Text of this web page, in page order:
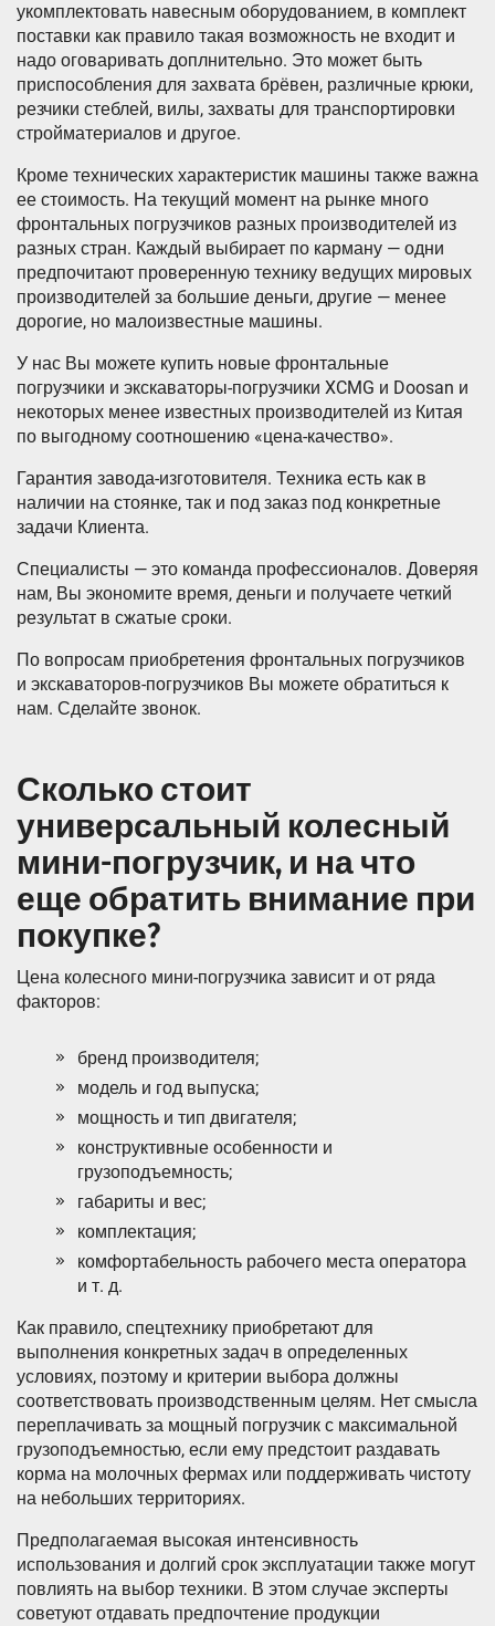
укомплектовать навесным оборудованием, в комплект
поставки как правило такая возможность не входит и
надо оговаривать доплнительно. Это может быть
приспособления для захвата брёвен, различные крюки,
резчики стеблей, вилы, захваты для транспортировки
стройматериалов и другое.
Кроме технических характеристик машины также важна
ее стоимость. На текущий момент на рынке много
фронтальных погрузчиков разных производителей из
разных стран. Каждый выбирает по карману — одни
предпочитают проверенную технику ведущих мировых
производителей за большие деньги, другие — менее
дорогие, но малоизвестные машины.
У нас Вы можете купить новые фронтальные
погрузчики и экскаваторы-погрузчики XCMG и Doosan и
некоторых менее известных производителей из Китая
по выгодному соотношению «цена-качество».
Гарантия завода-изготовителя. Техника есть как в
наличии на стоянке, так и под заказ под конкретные
задачи Клиента.
Специалисты — это команда профессионалов. Доверяя
нам, Вы экономите время, деньги и получаете четкий
результат в сжатые сроки.
По вопросам приобретения фронтальных погрузчиков
и экскаваторов-погрузчиков Вы можете обратиться к
нам. Сделайте звонок.
Сколько стоит
универсальный колесный
мини-погрузчик, и на что
еще обратить внимание при
покупке?
Цена колесного мини-погрузчика зависит и от ряда
факторов:
бренд производителя;
модель и год выпуска;
мощность и тип двигателя;
конструктивные особенности и
грузоподъемность;
габариты и вес;
комплектация;
комфортабельность рабочего места оператора
и т. д.
Как правило, спецтехнику приобретают для
выполнения конкретных задач в определенных
условиях, поэтому и критерии выбора должны
соответствовать производственным целям. Нет смысла
переплачивать за мощный погрузчик с максимальной
грузоподъемностью, если ему предстоит раздавать
корма на молочных фермах или поддерживать чистоту
на небольших территориях.
Предполагаемая высокая интенсивность
использования и долгий срок эксплуатации также могут
повлиять на выбор техники. В этом случае эксперты
советуют отдавать предпочтение продукции